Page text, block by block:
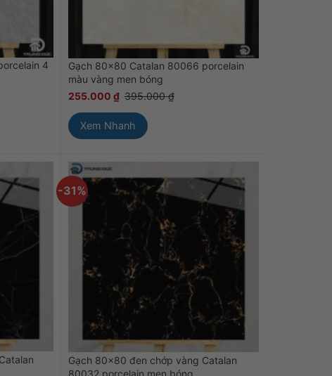
4
Gạch 80×80 Catalan 80066 porcelain
màu vàng men bóng
255.000 ₫ 395.000₫
Xem Nhanh
-31%
Gạch 80×80 đen chớp vàng Catalan
80032 porcelain men bóng